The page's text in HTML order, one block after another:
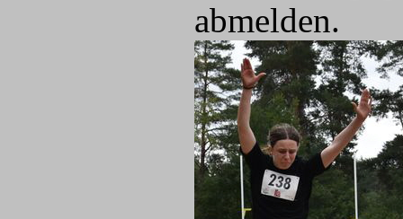
abmelden.